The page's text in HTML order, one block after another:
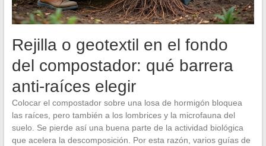
Rejilla o geotextil en el fondo
del compostador: qué barrera
anti-raíces elegir
Colocar el compostador sobre una losa de hormigón bloquea
las raíces, pero también a los lombrices y la microfauna del
suelo. Se pierde así una buena parte de la actividad biológica
que acelera la descomposición. Por esta razón, varios guías de